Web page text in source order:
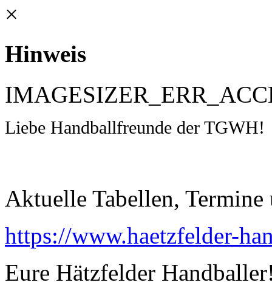
×
Hinweis
Liebe Handballfreunde der TGWH!
Aktuelle Tabellen,
https://www.haetzfelder-
Eure Hätzfelder